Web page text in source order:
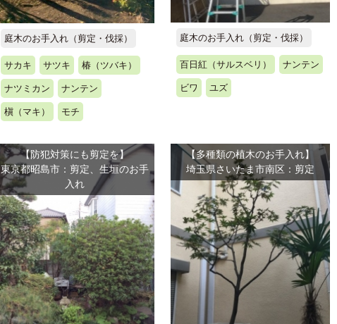
庭木のお手入れ（剪定・伐採）
サカキ サツキ 椿（ツバキ）
ナツミカン ナンテン
槇（マキ） モチ
庭木のお手入れ（剪定・伐採）
百日紅（サルスベリ） ナンテン
ビワ ユズ
【防犯対策にも剪定を】
東京都昭島市：剪定、生垣のお手
入れ
【多種類の植木のお手入れ】
埼玉県さいたま市南区：剪定